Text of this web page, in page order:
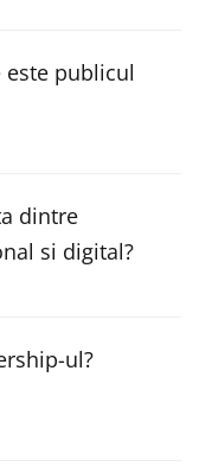
este publicul
dintre
si digital?
ul?